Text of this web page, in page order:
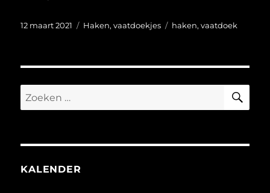
Geplaatst
12 maart 2021 Categorieën
Haken,vaatdoekjes Tags
haken,vaatdoek
Zoeken
naar:
KALENDER